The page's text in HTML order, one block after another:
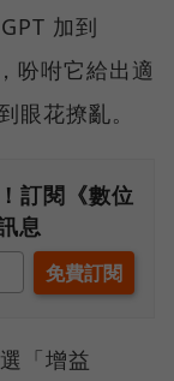
加到
吩咐它給出適
眼花撩亂。
訂閱《數位
息
「增益